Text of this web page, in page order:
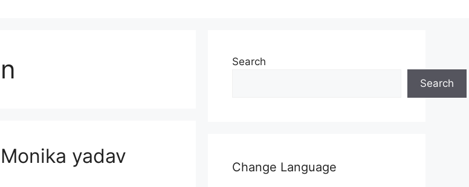
Monika yadav
Search
Search
Change Language